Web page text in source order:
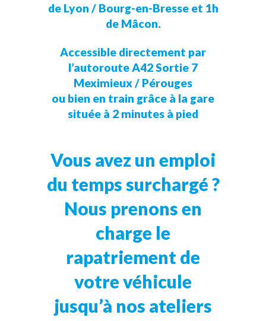
de Lyon / Bourg-en-Bresse et 1h
de Mâcon.
Accessible directement par
l’autoroute A42 Sortie 7
Meximieux / Pérouges
ou bien en train grâce à la gare
située à 2 minutes à pied
Vous avez un emploi
du temps surchargé ?
Nous prenons en
charge le
rapatriement de
votre véhicule
jusqu’à nos ateliers